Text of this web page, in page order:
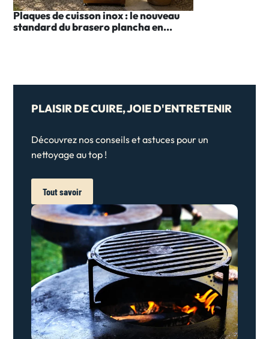
Plaques de cuisson inox : le nouveau
standard du brasero plancha en...
PLAISIR DE CUIRE, JOIE D'ENTRETENIR
Découvrez nos conseils et astuces pour un
nettoyage au top !
Tout savoir